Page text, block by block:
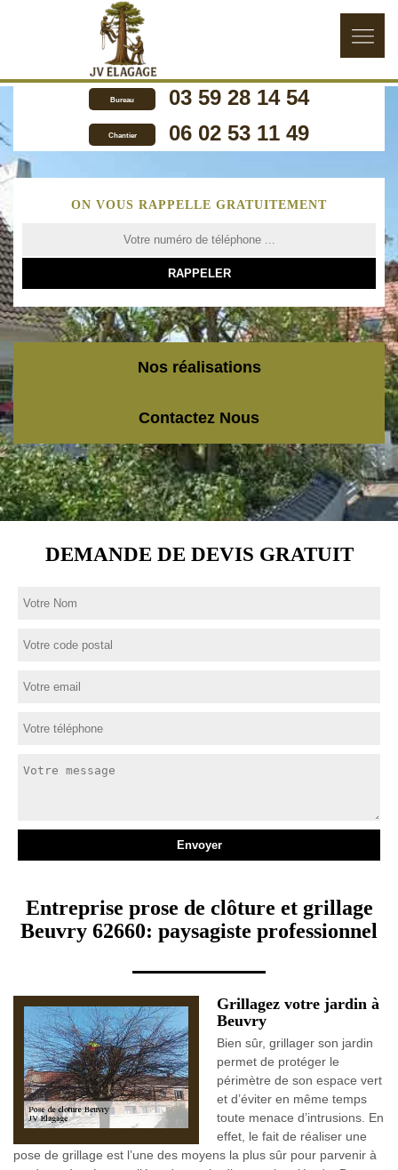
Bureau 03 59 28 14 54
Chantier 06 02 53 11 49
ON VOUS RAPPELLE GRATUITEMENT
Nos réalisations
Contactez Nous
DEMANDE DE DEVIS GRATUIT
Entreprise prose de clôture et grillage
Beuvry 62660: paysagiste professionnel
Grillagez votre jardin à
Beuvry
Bien sûr, grillager son jardin
permet de protéger le
périmètre de son espace vert
et d’éviter en même temps
toute menace d’intrusions. En
effet, le fait de réaliser une
pose de grillage est l’une des moyens la plus sûr pour parvenir à